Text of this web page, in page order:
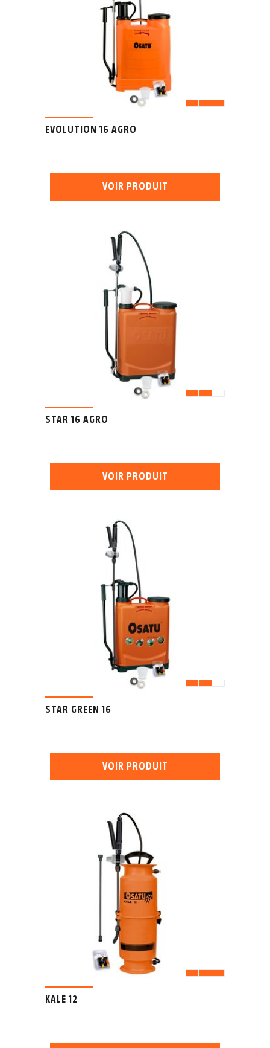
EVOLUTION 16 AGRO
VOIR PRODUIT
STAR 16 AGRO
VOIR PRODUIT
STAR GREEN 16
VOIR PRODUIT
KALE 12